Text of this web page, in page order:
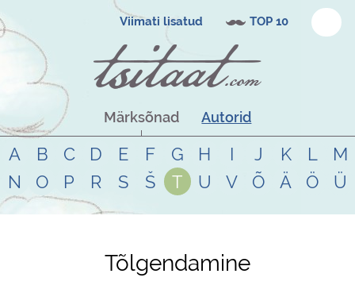
Viimati lisatud TOP 10
Märksõnad Autorid
A B C D E F G H I J K L
M
N
O P R S Š T U V Õ Ä Ö Ü
Tsitaadid teemal tõlgendamine
Tõlgendamine